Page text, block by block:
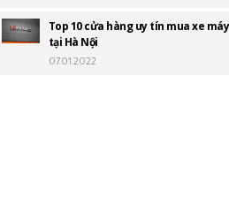
Top 10 cửa hàng uy tín mua xe
tại Hà Nội
07.01.2022